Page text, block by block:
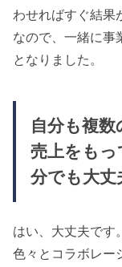
わせればすぐ結果
なので、一緒に事
となりました。
自分も複
売上をもっ
分でも大丈
はい、大丈夫です。
色々とコラボレー